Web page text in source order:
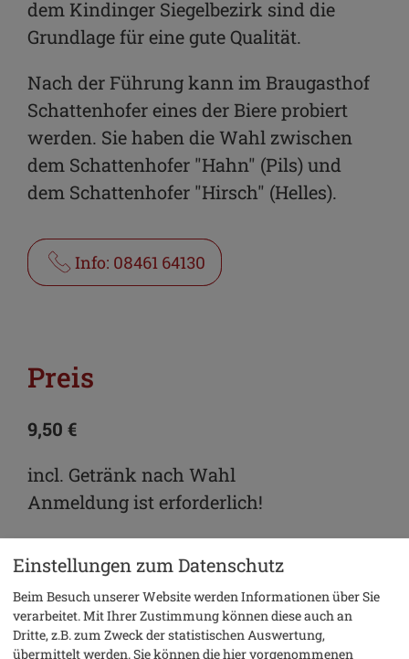
dem Kindinger Siegelbezirk sind die
Grundlage für eine gute Qualität.
Nach der Führung kann im Braugasthof
Schattenhofer eines der Biere probiert
werden. Sie haben die Wahl zwischen
dem Schattenhofer "Hahn" (Pils) und
dem Schattenhofer "Hirsch" (Helles).
Info: 08461 64130
Preis
9,50 €
incl. Getränk nach Wahl
Anmeldung ist erforderlich!
Einstellungen zum Datenschutz
Beim Besuch unserer Website werden Informationen über Sie
verarbeitet. Mit Ihrer Zustimmung können diese auch an
Dritte, z.B. zum Zweck der statistischen Auswertung,
übermittelt werden. Sie können die hier vorgenommenen